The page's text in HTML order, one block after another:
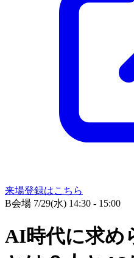
来場登録はこちら
B会場 7/29(水) 14:30 - 15:00
AI時代に求め